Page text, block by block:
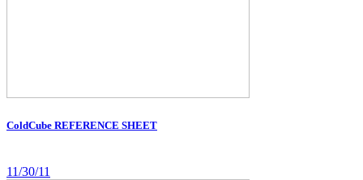
ColdCube REFERENCE SHEET
11/30/11